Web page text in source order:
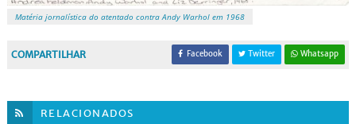
Matéria jornalística do atentado contra Andy Warhol em 1968
COMPARTILHAR Facebook Twitter Whatsapp
RELACIONADOS